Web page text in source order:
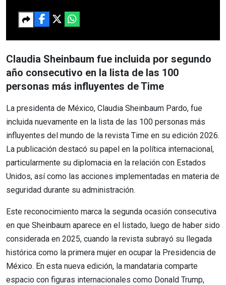
Claudia Sheinbaum fue incluida por segundo
año consecutivo en la lista de las 100
personas más influyentes de Time
La presidenta de México, Claudia Sheinbaum Pardo, fue
incluida nuevamente en la lista de las 100 personas más
influyentes del mundo de la revista Time en su edición 2026.
La publicación destacó su papel en la política internacional,
particularmente su diplomacia en la relación con Estados
Unidos, así como las acciones implementadas en materia de
seguridad durante su administración.
Este reconocimiento marca la segunda ocasión consecutiva
en que Sheinbaum aparece en el listado, luego de haber sido
considerada en 2025, cuando la revista subrayó su llegada
histórica como la primera mujer en ocupar la Presidencia de
México. En esta nueva edición, la mandataria comparte
espacio con figuras internacionales como Donald Trump,